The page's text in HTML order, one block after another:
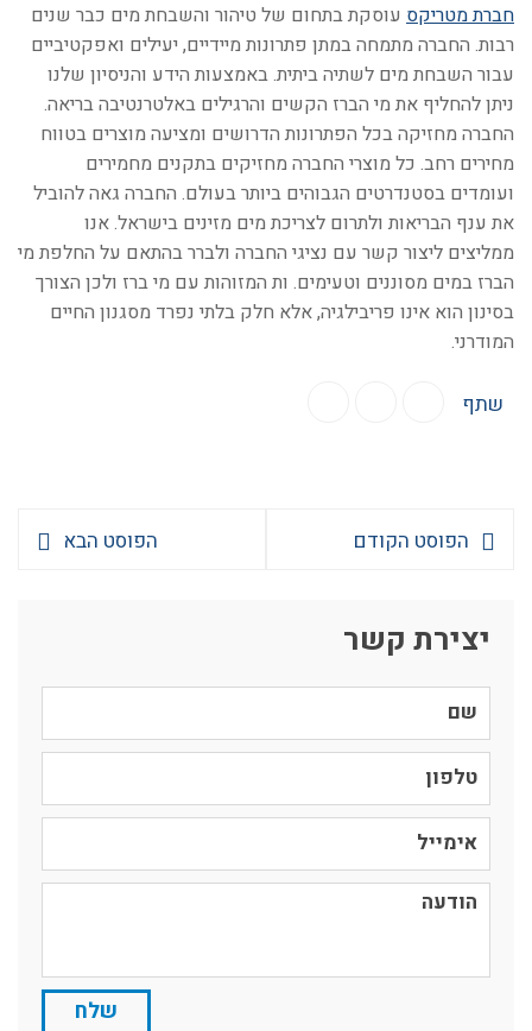
חברת מטריקס עוסקת בתחום של טיהור והשבחת מים כבר שנים
רבות. החברה מתמחה במתן פתרונות מיידיים, יעילים ואפקטיביים
עבור השבחת מים לשתיה ביתית. באמצעות הידע והניסיון שלנו
ניתן להחליף את מי הברז הקשים והרגילים באלטרנטיבה בריאה.
החברה מחזיקה בכל הפתרונות הדרושים ומציעה מוצרים בטווח
מחירים רחב. כל מוצרי החברה מחזיקים בתקנים מחמירים
ועומדים בסטנדרטים הגבוהים ביותר בעולם. החברה גאה להוביל
את ענף הבריאות ולתרום לצריכת מים מזינים בישראל. אנו
ממליצים ליצור קשר עם נציגי החברה ולברר בהתאם על החלפת מי
הברז במים מסוננים וטעימים. ות המזוהות עם מי ברז ולכן הצורך
בסינון הוא אינו פריבילגיה, אלא חלק בלתי נפרד מסגנון החיים
המודרני.
שתף
הפוסט הקודם הפוסט הבא
יצירת קשר